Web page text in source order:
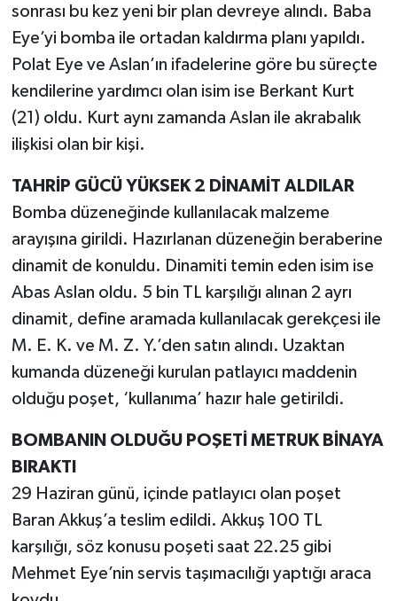
sonrası bu kez yeni bir plan devreye alındı. Baba
Eye’yi bomba ile ortadan kaldırma planı yapıldı.
Polat Eye ve Aslan’ın ifadelerine göre bu süreçte
kendilerine yardımcı olan isim ise Berkant Kurt
(21) oldu. Kurt aynı zamanda Aslan ile akrabalık
ilişkisi olan bir kişi.
TAHRİP GÜCÜ YÜKSEK 2 DİNAMİT ALDILAR
Bomba düzeneğinde kullanılacak malzeme
arayışına girildi. Hazırlanan düzeneğin beraberine
dinamit de konuldu. Dinamiti temin eden isim ise
Abas Aslan oldu. 5 bin TL karşılığı alınan 2 ayrı
dinamit, define aramada kullanılacak gerekçesi ile
M. E. K. ve M. Z. Y.’den satın alındı. Uzaktan
kumanda düzeneği kurulan patlayıcı maddenin
olduğu poşet, ‘kullanıma’ hazır hale getirildi.
BOMBANIN OLDUĞU POŞETİ METRUK BİNAYA
BIRAKTI
29 Haziran günü, içinde patlayıcı olan poşet
Baran Akkuş’a teslim edildi. Akkuş 100 TL
karşılığı, söz konusu poşeti saat 22.25 gibi
Mehmet Eye’nin servis taşımacılığı yaptığı araca